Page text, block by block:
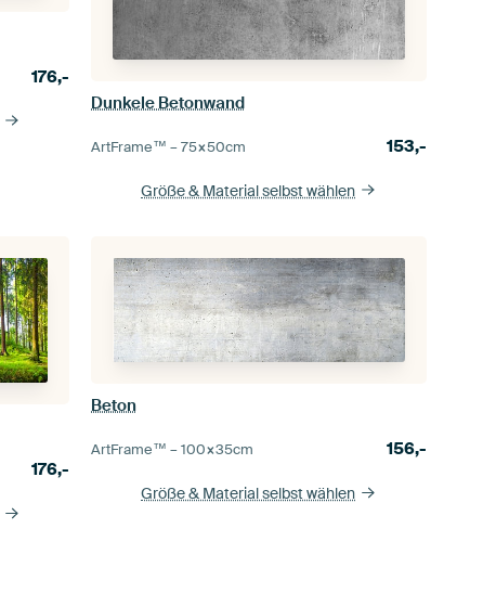
176,-
Dunkele Betonwand
ArtFrame™ –75×50cm 153,-
Größe & Material selbst wählen
176,-
Beton
ArtFrame™ –100×35cm 156,-
Größe & Material selbst wählen